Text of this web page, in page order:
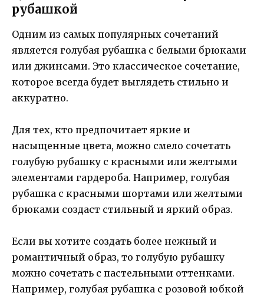
рубашкой
Одним из самых популярных сочетаний
является голубая рубашка с белыми брюками
или джинсами. Это классическое сочетание,
которое всегда будет выглядеть стильно и
аккуратно.
Для тех, кто предпочитает яркие и
насыщенные цвета, можно смело сочетать
голубую рубашку с красными или желтыми
элементами гардероба. Например, голубая
рубашка с красными шортами или желтыми
брюками создаст стильный и яркий образ.
Если вы хотите создать более нежный и
романтичный образ, то голубую рубашку
можно сочетать с пастельными оттенками.
Например, голубая рубашка с розовой юбкой